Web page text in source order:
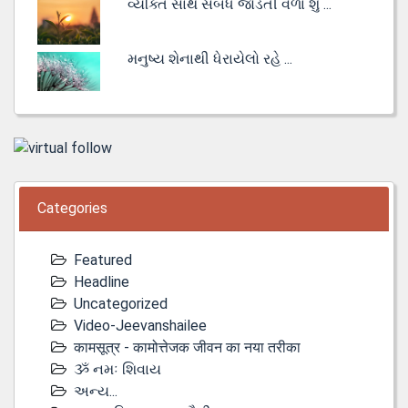
વ્યક્તિ સાથે સંબંધ જોડતી વેળા શું ...
મનુષ્ય શેનાથી ધેરાયેલો રહે ...
Categories
Featured
Headline
Uncategorized
Video-Jeevanshailee
कामसूत्र - कामोत्तेजक जीवन का नया तरीका
ૐ નમઃ શિવાય
અન્ય...